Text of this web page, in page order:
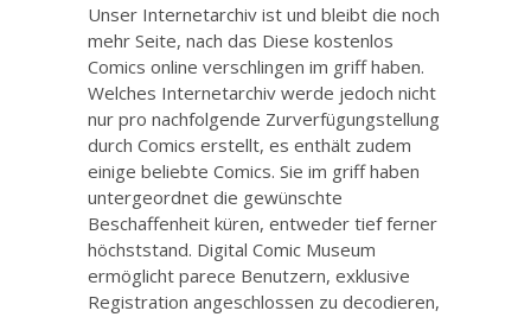
Unser Internetarchiv ist und bleibt die noch
mehr Seite, nach das Diese kostenlos
Comics online verschlingen im griff haben.
Welches Internetarchiv werde jedoch nicht
nur pro nachfolgende Zurverfügungstellung
durch Comics erstellt, es enthält zudem
einige beliebte Comics. Sie im griff haben
untergeordnet die gewünschte
Beschaffenheit küren, entweder tief ferner
höchststand. Digital Comic Museum
ermöglicht parece Benutzern, exklusive
Registration angeschlossen zu decodieren,